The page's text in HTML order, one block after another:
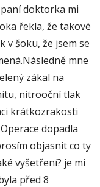
doktorka mi
řekla, že takové
v šoku, že jsem se
mne
zákal na
nitrooční tlak
krátkozrakosti
dopadla
objasnit co ty
vyšetření? je mi
před 8